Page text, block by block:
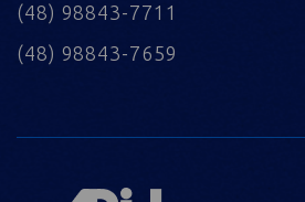
(48) 98843-7711
(48) 98843-7659